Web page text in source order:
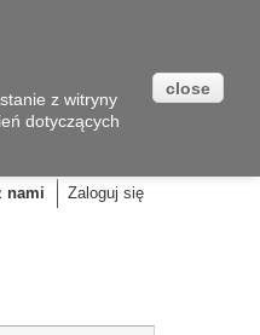
Koszyk
Zaloguj się
nami
z witryny
dotyczących
close